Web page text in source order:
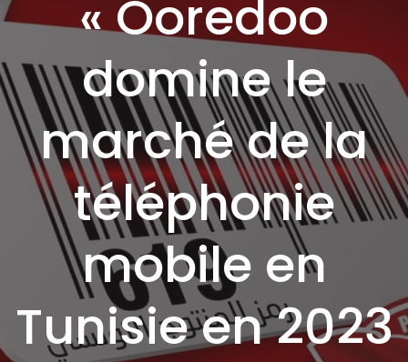
« Ooredoo
domine le
marché de la
téléphonie
mobile en
Tunisie en 2023